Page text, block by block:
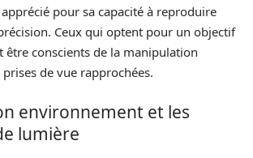
pour sa capacité à reproduire
Ceux qui optent pour un objectif
être conscients de la manipulation
de vue rapprochées.
environnement et les
lumière